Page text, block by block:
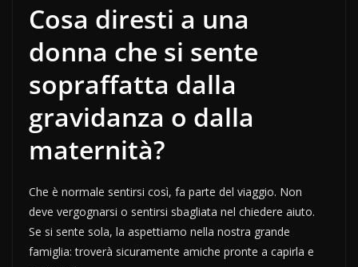
Cosa diresti a una
donna che si sente
sopraffatta dalla
gravidanza o dalla
maternità?
Che è normale sentirsi così, fa parte del viaggio. Non
deve vergognarsi o sentirsi sbagliata nel chiedere aiuto.
Se si sente sola, la aspettiamo nella nostra grande
famiglia: troverà sicuramente amiche pronte a capirla e